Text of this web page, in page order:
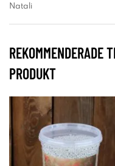
Natali
REKOMMENDERADE
PRODUKT